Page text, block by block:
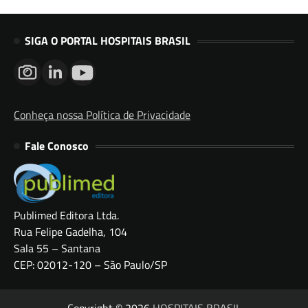
SIGA O PORTAL HOSPITAIS BRASIL
Conheça nossa Política de Privacidade
Fale Conosco
Publimed Editora Ltda.
Rua Felipe Gadelha, 104
Sala 55 – Santana
CEP: 02012-120 – São Paulo/SP